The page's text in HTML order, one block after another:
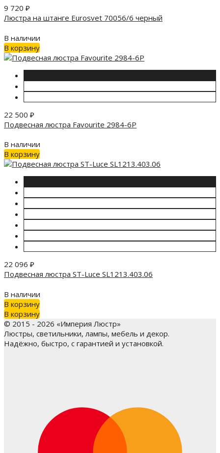
9 720 ₽
Люстра на штанге Eurosvet 70056/6 черный
В наличии
В корзину
22 500 ₽
Подвесная люстра Favourite 2984-6P
В наличии
В корзину
22 096 ₽
Подвесная люстра ST-Luce SL1213.403.06
В наличии
В корзину
В корзину
© 2015 - 2026 «Империя Люстр»
Люстры, светильники, лампы, мебель и декор.
Надёжно, быстро, с гарантией и установкой.